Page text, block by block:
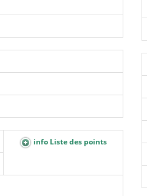
info Liste des points